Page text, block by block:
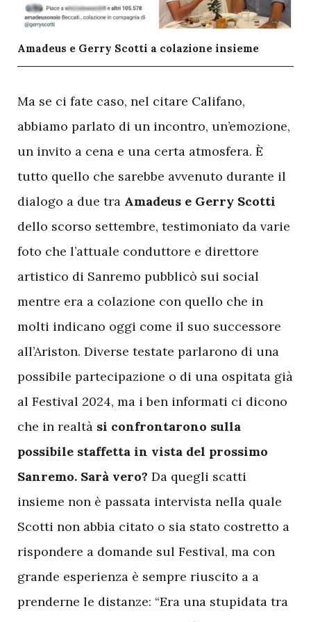
Amadeus e Gerry Scotti a colazione insieme
Ma se ci fate caso, nel citare Califano,
abbiamo parlato di un incontro, un’emozione,
un invito a cena e una certa atmosfera. È
tutto quello che sarebbe avvenuto durante il
dialogo a due tra Amadeus e Gerry Scotti
dello scorso settembre, testimoniato da varie
foto che l’attuale conduttore e direttore
artistico di Sanremo pubblicò sui social
mentre era a colazione con quello che in
molti indicano oggi come il suo successore
all’Ariston. Diverse testate parlarono di una
possibile partecipazione o di una ospitata già
al Festival 2024, ma i ben informati ci dicono
che in realtà si confrontarono sulla
possibile staffetta in vista del prossimo
Sanremo. Sarà vero? Da quegli scatti
insieme non è passata intervista nella quale
Scotti non abbia citato o sia stato costretto a
rispondere a domande sul Festival, ma con
grande esperienza è sempre riuscito a a
prenderne le distanze: “Era una stupidata tra